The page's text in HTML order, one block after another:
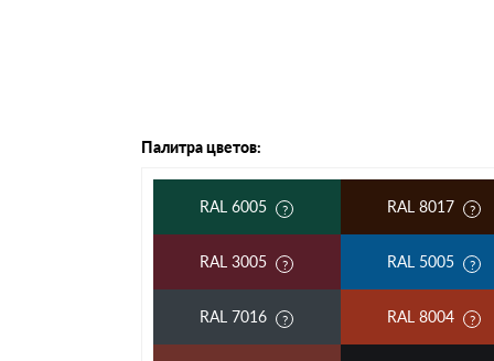
Палитра цветов:
RAL 6005 RAL 8017
RAL 3005 RAL 5005
RAL 7016 RAL 8004